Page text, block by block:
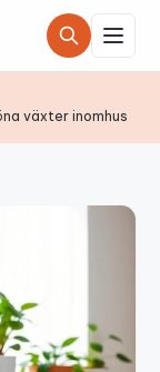
växter inomhus